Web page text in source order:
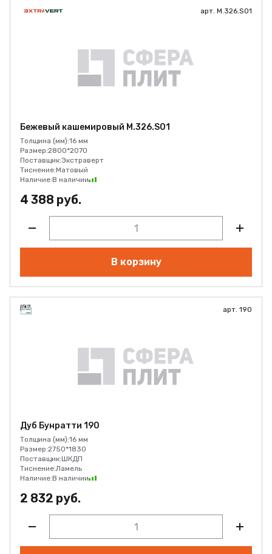
арт. M.326.S01
Бежевый кашемировый M.326.S01
Толщина (мм):16 мм
Размер:2800*2070
Поставщик:Экстраверт
Тиснение:Матовый
Наличие:В наличии
4 388 руб.
В корзину
арт. 190
Дуб Бунратти 190
Толщина (мм):16 мм
Размер:2750*1830
Поставщик:ШКДП
Тиснение:Ламель
Наличие:В наличии
2 832 руб.